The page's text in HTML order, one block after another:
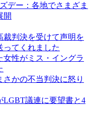
デー：各地でさまざま
開
裁判決を受けて声明を
ってくれました
女性がミス・イングラ
さかの不当判決に怒り
LGBT議連に要望書と4